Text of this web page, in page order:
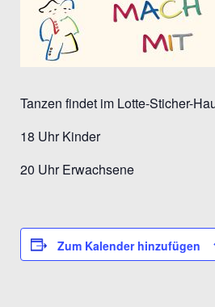
Tanzen findet im Lotte-Sticher-
18 Uhr Kinder
20 Uhr Erwachsene
Zum Kalender hinzufügen